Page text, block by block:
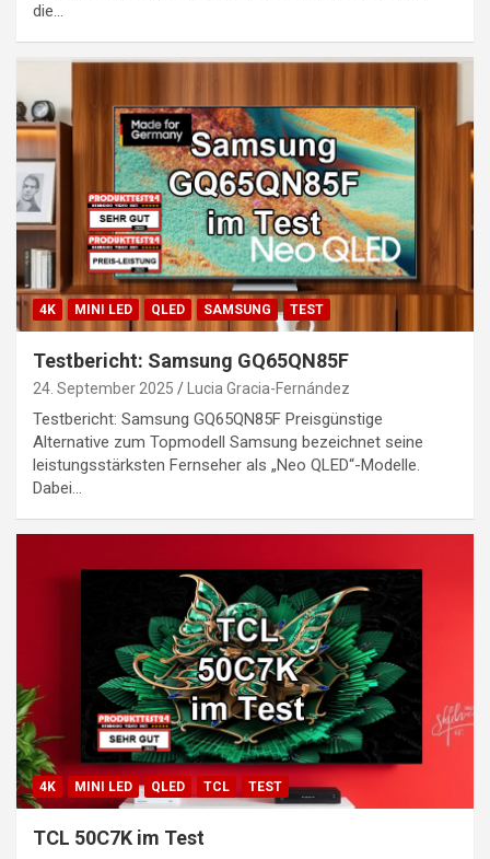
die…
4K MINI LED QLED SAMSUNG TEST
Testbericht: Samsung GQ65QN85F
24. September 2025 Lucia Gracia-Fernández
Testbericht: Samsung GQ65QN85F Preisgünstige
Alternative zum Topmodell Samsung bezeichnet seine
leistungsstärksten Fernseher als „Neo QLED“-Modelle.
Dabei…
4K MINI LED QLED TCL TEST
TCL 50C7K im Test